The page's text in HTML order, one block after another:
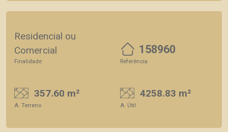
Residencial ou
Comercial
Finalidade
158960
Referência
357.60 m²
A. Terreno
4258.83 m²
A. Útil